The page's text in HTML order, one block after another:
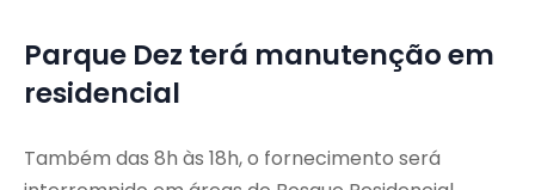
Parque Dez terá manutenção em
residencial
Também das 8h às 18h, o fornecimento será